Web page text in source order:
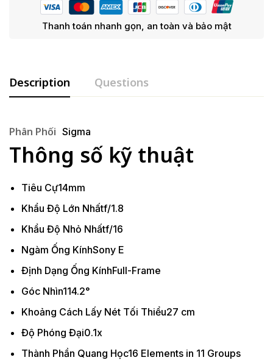
Thanh toán nhanh gọn, an toàn và bảo mật
Description Questions
Phân Phối Sigma
Thông số kỹ thuật
Tiêu Cự14mm
Khẩu Độ Lớn Nhấtf/1.8
Khẩu Độ Nhỏ Nhấtf/16
Ngàm Ống KínhSony E
Định Dạng Ống KínhFull-Frame
Góc Nhìn114.2°
Khoảng Cách Lấy Nét Tối Thiểu27 cm
Độ Phóng Đại0.1x
Thành Phần Quang Học16 Elements in 11 Groups